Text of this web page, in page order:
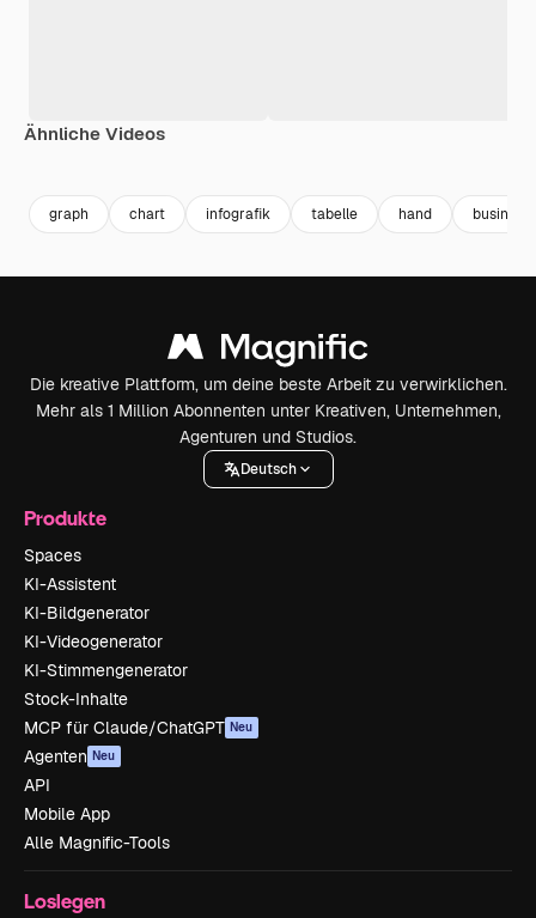
Ähnliche Videos
graph chart infografik tabelle hand business
Die kreative Plattform, um deine beste Arbeit zu verwirklichen.
Mehr als 1 Million Abonnenten unter Kreativen, Unternehmen,
Agenturen und Studios.
Deutsch
Produkte
Spaces
KI-Assistent
KI-Bildgenerator
KI-Videogenerator
KI-Stimmengenerator
Stock-Inhalte
MCP für Claude/ChatGPT Neu
Agenten Neu
API
Mobile App
Alle Magnific-Tools
Loslegen